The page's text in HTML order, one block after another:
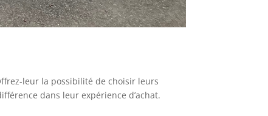
leur la possibilité de choisir leurs
dans leur expérience d’achat.